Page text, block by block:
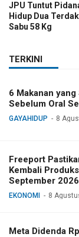
JPU Tuntut
Hidup Dua
Sabu 58 Kg
TERKINI
6 Makanan
Sebelum Oral
GAYAHIDUP 8
Freeport
Kembali
September 2026
EKONOMI 8
Meta Didenda